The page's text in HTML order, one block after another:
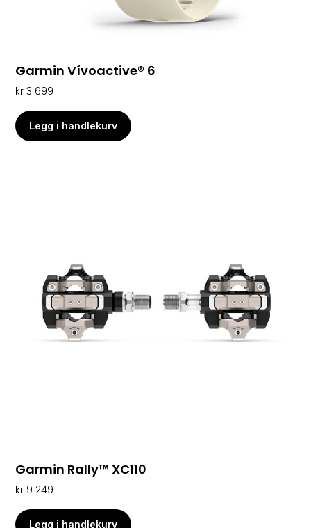
Garmin Vívoactive® 6
kr 3 699
Legg i handlekurv
Garmin Rally™ XC110
kr 9 249
Legg i handlekurv